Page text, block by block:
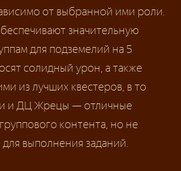
от выбранной ими роли.
значительную
для подземелий на 5
солидный урон, а также
из лучших квестеров, в то
и ДЦ Жрецы — отличные
контента, но не
выполнения заданий.